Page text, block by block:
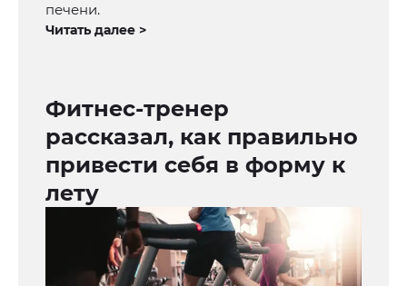
печени.
Читать далее >
Фитнес-тренер
рассказал, как правильно
привести себя в форму к
лету